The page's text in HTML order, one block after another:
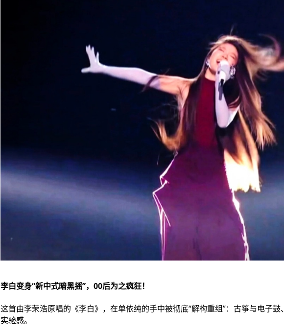
李白变身“新中式暗黑摇”，00后为之疯狂！
这首由李荣浩原唱的《李白》，在单依纯的手中被彻底“解构重组”：古筝与电子
实验感。